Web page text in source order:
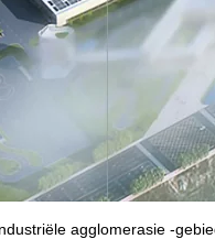
agglomerasie -